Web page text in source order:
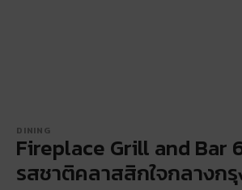
DINING
Fireplace Grill and Bar
รสชาติคลาสสิกใจกลางก